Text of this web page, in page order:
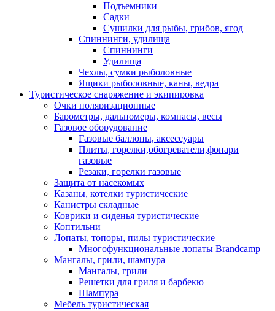
Подъемники
Садки
Сушилки для рыбы, грибов, ягод
Спиннинги, удилища
Спиннинги
Удилища
Чехлы, сумки рыболовные
Ящики рыболовные, каны, ведра
Туристическое снаряжение и экипировка
Очки поляризационные
Барометры, дальномеры, компасы, весы
Газовое оборудование
Газовые баллоны, аксессуары
Плиты, горелки,обогреватели,фонари
газовые
Резаки, горелки газовые
Защита от насекомых
Казаны, котелки туристические
Канистры складные
Коврики и сиденья туристические
Коптильни
Лопаты, топоры, пилы туристические
Многофункциональные лопаты Brandcamp
Мангалы, грили, шампура
Мангалы, грили
Решетки для гриля и барбекю
Шампура
Мебель туристическая